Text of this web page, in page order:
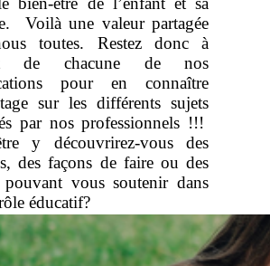
Voilà une valeur partagée
toutes. Restez donc à
de chacune de nos
pour en connaître
sur les différents sujets
par nos professionnels !!!
y découvrirez-vous des
des façons de faire ou des
vous soutenir dans
éducatif?